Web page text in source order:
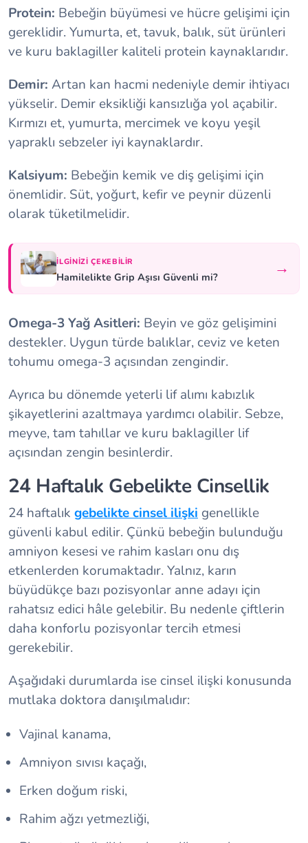
Protein: Bebeğin büyümesi ve hücre gelişimi için
gereklidir. Yumurta, et, tavuk, balık, süt ürünleri
ve kuru baklagiller kaliteli protein kaynaklarıdır.
Demir: Artan kan hacmi nedeniyle demir ihtiyacı
yükselir. Demir eksikliği kansızlığa yol açabilir.
Kırmızı et, yumurta, mercimek ve koyu yeşil
yapraklı sebzeler iyi kaynaklardır.
Kalsiyum: Bebeğin kemik ve diş gelişimi için
önemlidir. Süt, yoğurt, kefir ve peynir düzenli
olarak tüketilmelidir.
İLGINIZI ÇEKEBILIR
Hamilelikte Grip Aşısı Güvenli mi? →
Omega-3 Yağ Asitleri: Beyin ve göz gelişimini
destekler. Uygun türde balıklar, ceviz ve keten
tohumu omega-3 açısından zengindir.
Ayrıca bu dönemde yeterli lif alımı kabızlık
şikayetlerini azaltmaya yardımcı olabilir. Sebze,
meyve, tam tahıllar ve kuru baklagiller lif
açısından zengin besinlerdir.
24 Haftalık Gebelikte Cinsellik
24 haftalık gebelikte cinsel ilişki genellikle
güvenli kabul edilir. Çünkü bebeğin bulunduğu
amniyon kesesi ve rahim kasları onu dış
etkenlerden korumaktadır. Yalnız, karın
büyüdükçe bazı pozisyonlar anne adayı için
rahatsız edici hâle gelebilir. Bu nedenle çiftlerin
daha konforlu pozisyonlar tercih etmesi
gerekebilir.
Aşağıdaki durumlarda ise cinsel ilişki konusunda
mutlaka doktora danışılmalıdır:
Vajinal kanama,
Amniyon sıvısı kaçağı,
Erken doğum riski,
Rahim ağzı yetmezliği,